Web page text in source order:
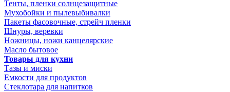
Тенты, пленки солнцезащитные
Мухобойки и пылевыбивалки
Пакеты фасовочные, стрейч пленки
Шнуры, веревки
Ножницы, ножи канцелярские
Масло бытовое
Товары для кухни
Тазы и миски
Емкости для продуктов
Стеклотара для напитков